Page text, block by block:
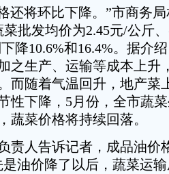
还将环比下降。”市商务
批发均价为2.45元/公斤
降10.6%和16.4%。据介
之生产、运输等成本上升
而随着气温回升，地产菜
性下降，5月份，全市蔬
蔬菜价格将持续回落。
责人告诉记者，成品油价
油价降了以后，蔬菜运